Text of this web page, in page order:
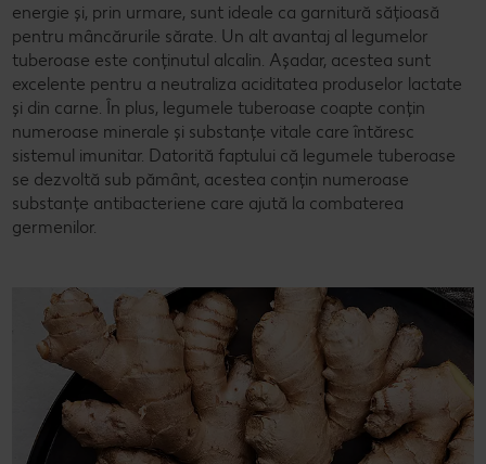
energie și, prin urmare, sunt ideale ca garnitură sățioasă
pentru mâncărurile sărate. Un alt avantaj al legumelor
tuberoase este conținutul alcalin. Așadar, acestea sunt
excelente pentru a neutraliza aciditatea produselor lactate
și din carne. În plus, legumele tuberoase coapte conțin
numeroase minerale și substanțe vitale care întăresc
sistemul imunitar. Datorită faptului că legumele tuberoase
se dezvoltă sub pământ, acestea conțin numeroase
substanțe antibacteriene care ajută la combaterea
germenilor.